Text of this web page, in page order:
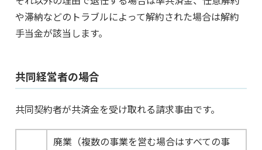
や滞納などのトラブルによって解約された場合は解約
手当金が該当します。
共同経営者の場合
共同契約者が共済金を受け取れる請求事由です。
廃業（複数の事業を営む場合はすべての事